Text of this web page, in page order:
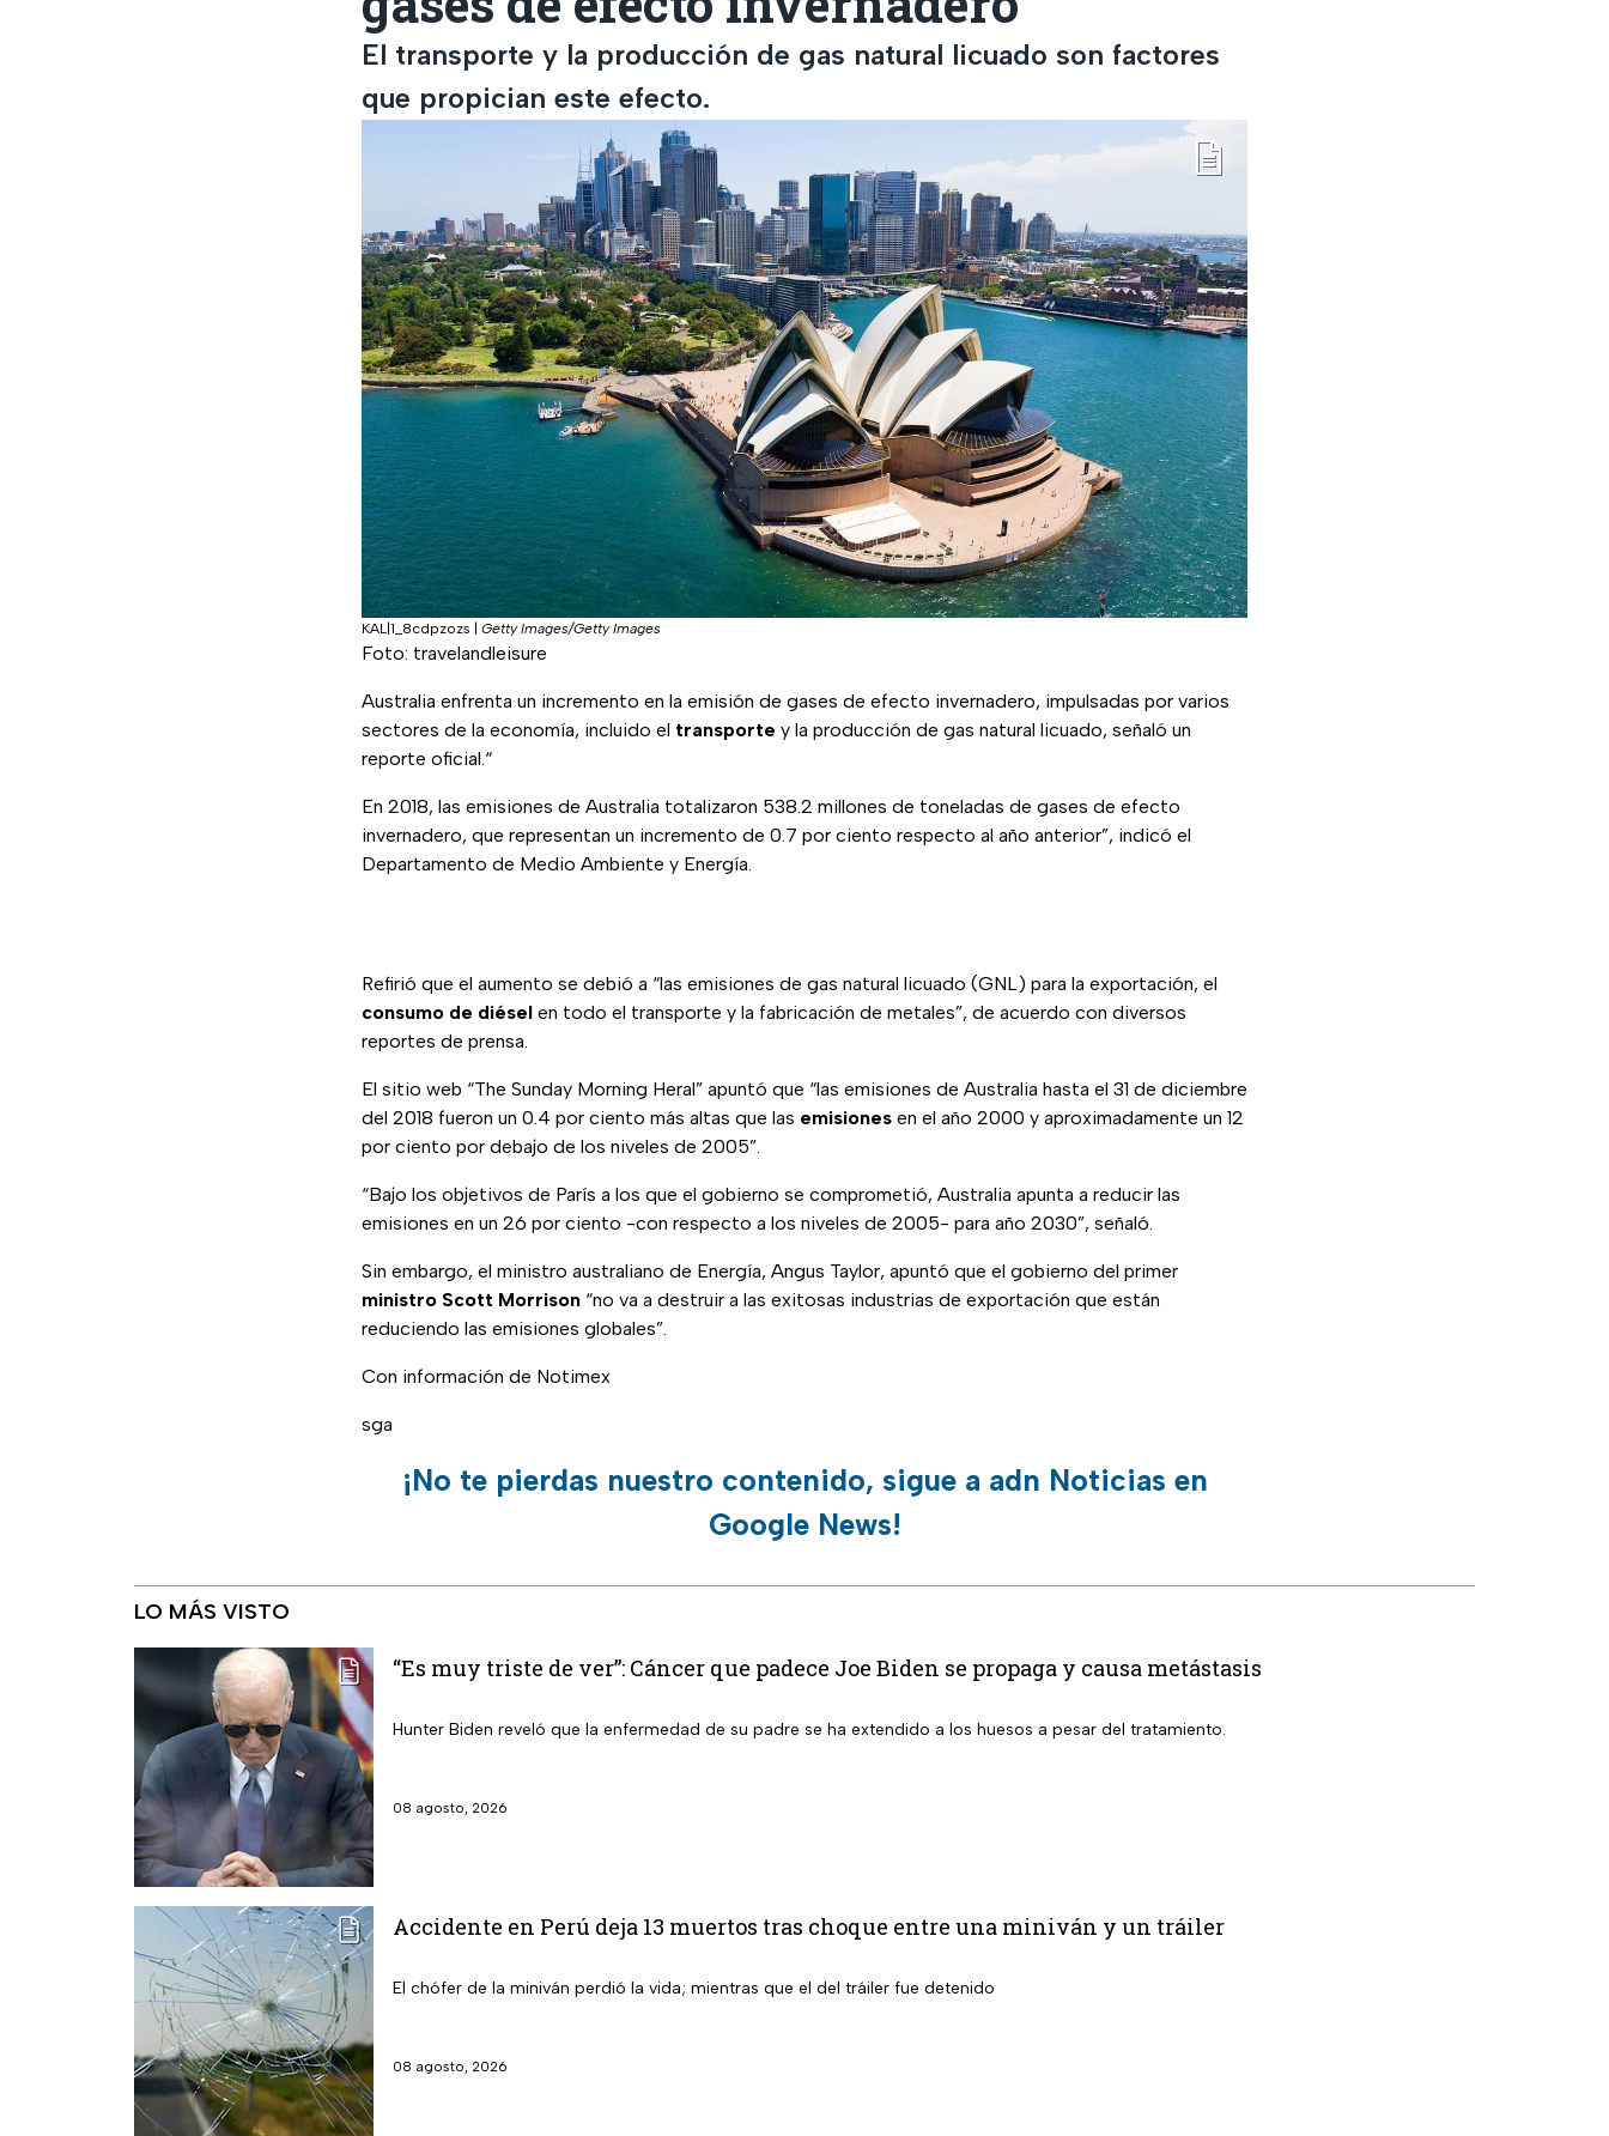
El transporte y la producción de gas natural licuado son factores
que propician este efecto.
KAL|1_8cdpzozs Getty Images/Getty Images
Foto: travelandleisure
Australia enfrenta un incremento en la emisión de gases de efecto invernadero, impulsadas por varios
sectores de la economía, incluido el transporte y la producción de gas natural licuado, señaló un
reporte oficial.“
En 2018, las emisiones de Australia totalizaron 538.2 millones de toneladas de gases de efecto
invernadero, que representan un incremento de 0.7 por ciento respecto al año anterior”, indicó el
Departamento de Medio Ambiente y Energía.
Refirió que el aumento se debió a “las emisiones de gas natural licuado (GNL) para la exportación, el
consumo de diésel en todo el transporte y la fabricación de metales”, de acuerdo con diversos
reportes de prensa.
El sitio web “The Sunday Morning Heral” apuntó que “las emisiones de Australia hasta el 31 de diciembre
del 2018 fueron un 0.4 por ciento más altas que las emisiones en el año 2000 y aproximadamente un 12
por ciento por debajo de los niveles de 2005”.
“Bajo los objetivos de París a los que el gobierno se comprometió, Australia apunta a reducir las
emisiones en un 26 por ciento -con respecto a los niveles de 2005- para año 2030”, señaló.
Sin embargo, el ministro australiano de Energía, Angus Taylor, apuntó que el gobierno del primer
ministro Scott Morrison “no va a destruir a las exitosas industrias de exportación que están
reduciendo las emisiones globales”.
Con información de Notimex
sga
¡No te pierdas nuestro contenido, sigue a adn Noticias en
Google News!
LO MÁS VISTO
“Es muy triste de ver”: Cáncer que padece Joe Biden se propaga y causa metástasis
Hunter Biden reveló que la enfermedad de su padre se ha extendido a los huesos a pesar del tratamiento.
08 agosto, 2026
Accidente en Perú deja 13 muertos tras choque entre una miniván y un tráiler
El chófer de la miniván perdió la vida; mientras que el del tráiler fue detenido
08 agosto, 2026